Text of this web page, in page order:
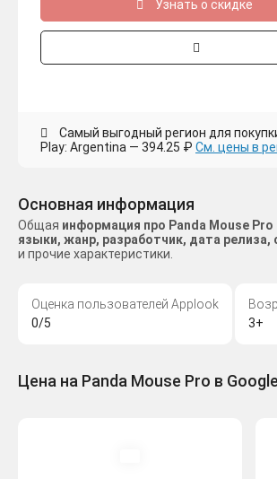
Узнать о скидке
Самый выгодный регион для
Play: Argentina — 394.25 ₽ См. цены в
Основная информация
Общая информация про Panda Mouse
языки, жанр, разработчик, дата
и прочие характеристики.
Оценка пользователей Applook
0/5
3+
Цена на Panda Mouse Pro в